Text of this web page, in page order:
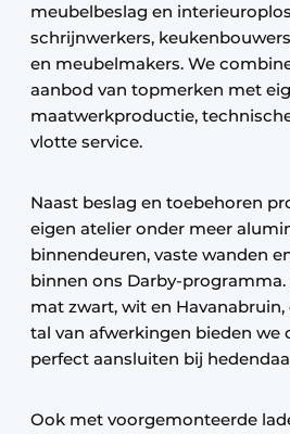
meubelbeslag en
schrijnwerkers,
en meubelmakers. We
aanbod van topmerken met
maatwerkproductie,
vlotte service.
Naast beslag en toebehoren
eigen atelier onder meer
binnendeuren, vaste wanden
binnen ons Darby-programma.
mat zwart, wit en
tal van afwerkingen bieden we
perfect aansluiten bij
Ook met voorgemonteerde